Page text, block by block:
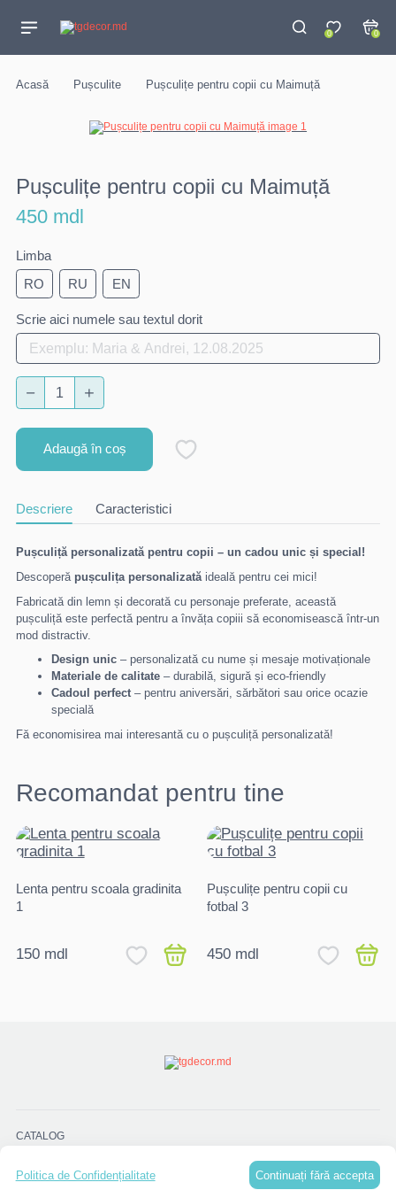
0 0
Acasă Pușculite Pușculițe pentru copii cu Maimuță
Pușculițe pentru copii cu Maimuță
450 mdl
Limba
RO
RU EN
Scrie aici numele sau textul dorit
Adaugă în coș
Descriere Caracteristici
Pușculiță personalizată pentru copii – un cadou unic și special!
Descoperă pușculița personalizatăideală pentru cei mici!
Fabricată din lemn și decorată cu personaje preferate, această
pușculiță este perfectă pentru a învăța copiii să economisească într-un
mod distractiv.
Design unic– personalizată cu nume și mesaje motivaționale
Materiale de calitate– durabilă, sigură și eco-friendly
Cadoul perfect– pentru aniversări, sărbători sau orice ocazie
specială
Fă economisirea mai interesantă cu o pușculiță personalizată!
Recomandat pentru tine
Lenta pentru scoala gradinita
1
150 mdl
Pușculițe pentru copii cu
fotbal 3
450 mdl
CATALOG
Politica de Confidențialitate Continuați fără accepta